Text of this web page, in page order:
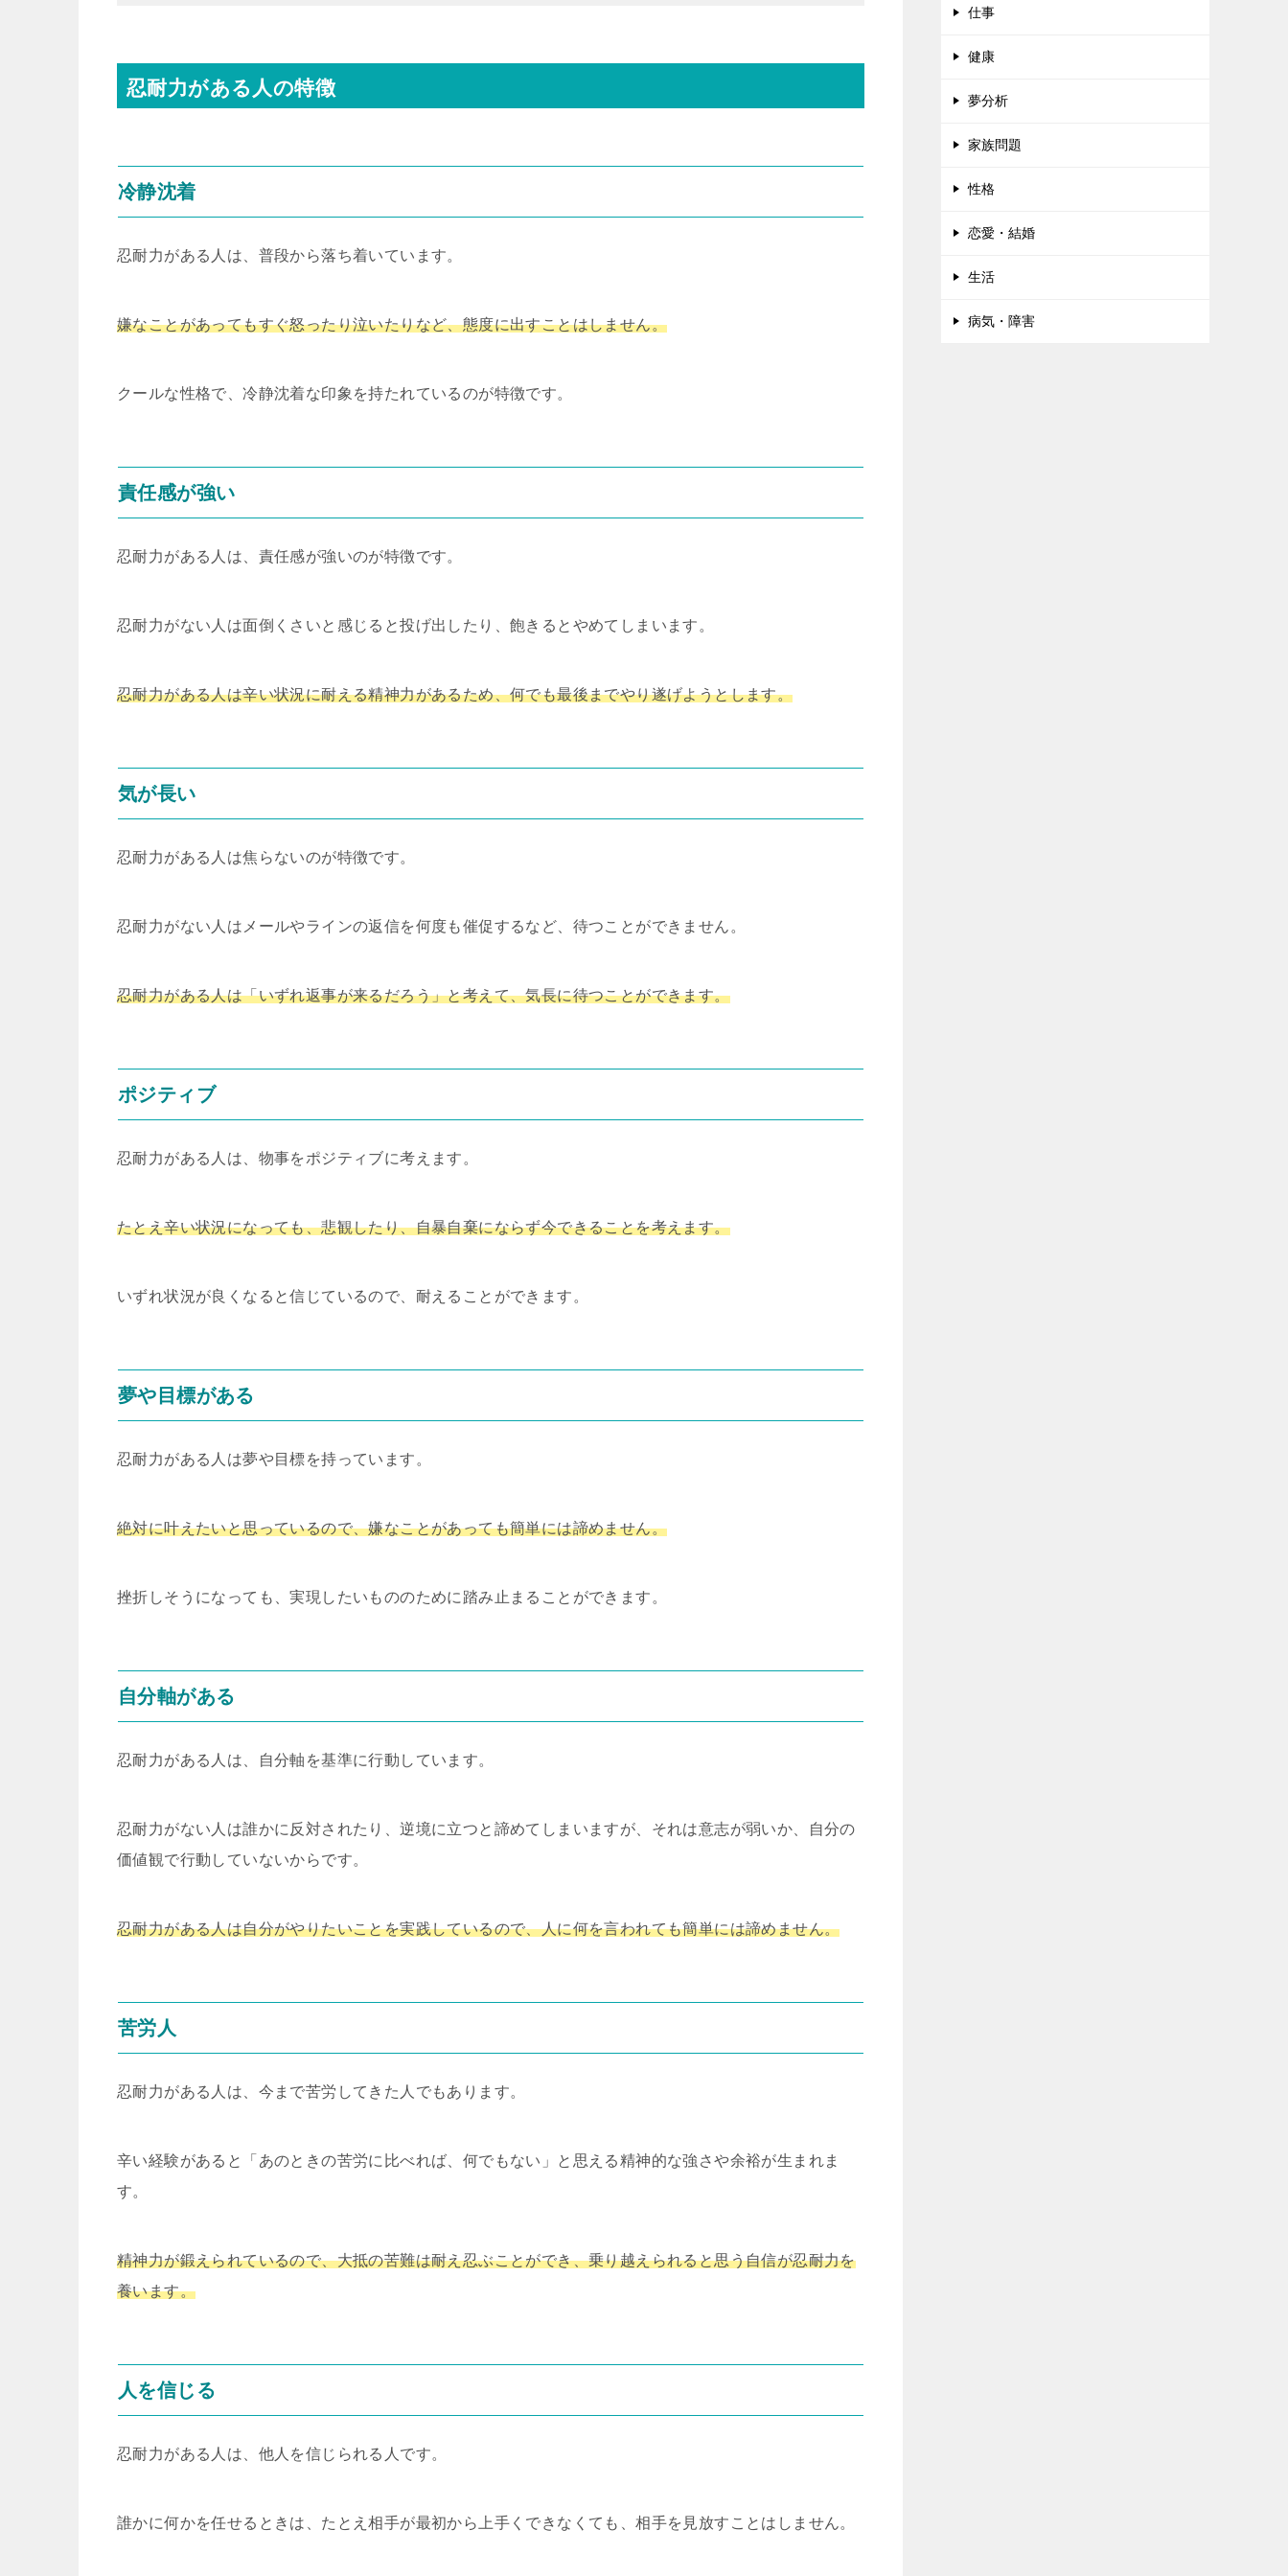
忍耐力がある人の特徴
冷静沈着
忍耐力がある人は、普段から落ち着いています。
嫌なことがあってもすぐ怒ったり泣いたりなど、態度に出すことはしません。
クールな性格で、冷静沈着な印象を持たれているのが特徴です。
責任感が強い
忍耐力がある人は、責任感が強いのが特徴です。
忍耐力がない人は面倒くさいと感じると投げ出したり、飽きるとやめてしまいます。
忍耐力がある人は辛い状況に耐える精神力があるため、何でも最後までやり遂げようとします。
気が長い
忍耐力がある人は焦らないのが特徴です。
忍耐力がない人はメールやラインの返信を何度も催促するなど、待つことができません。
忍耐力がある人は「いずれ返事が来るだろう」と考えて、気長に待つことができます。
ポジティブ
忍耐力がある人は、物事をポジティブに考えます。
たとえ辛い状況になっても、悲観したり、自暴自棄にならず今できることを考えます。
いずれ状況が良くなると信じているので、耐えることができます。
夢や目標がある
忍耐力がある人は夢や目標を持っています。
絶対に叶えたいと思っているので、嫌なことがあっても簡単には諦めません。
挫折しそうになっても、実現したいもののために踏み止まることができます。
自分軸がある
忍耐力がある人は、自分軸を基準に行動しています。
忍耐力がない人は誰かに反対されたり、逆境に立つと諦めてしまいますが、それは意志が弱いか、自分の
価値観で行動していないからです。
忍耐力がある人は自分がやりたいことを実践しているので、人に何を言われても簡単には諦めません。
苦労人
忍耐力がある人は、今まで苦労してきた人でもあります。
辛い経験があると「あのときの苦労に比べれば、何でもない」と思える精神的な強さや余裕が生まれま
す。
精神力が鍛えられているので、大抵の苦難は耐え忍ぶことができ、乗り越えられると思う自信が忍耐力を
養います。
人を信じる
忍耐力がある人は、他人を信じられる人です。
誰かに何かを任せるときは、たとえ相手が最初から上手くできなくても、相手を見放すことはしません。
仕事
健康
夢分析
家族問題
性格
恋愛・結婚
生活
病気・障害